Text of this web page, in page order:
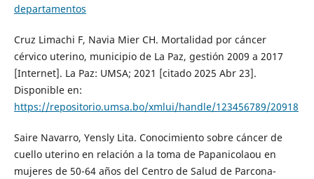
departamentos
Cruz Limachi F, Navia Mier CH. Mortalidad por cáncer
cérvico uterino, municipio de La Paz, gestión 2009 a 2017
[Internet]. La Paz: UMSA; 2021 [citado 2025 Abr 23].
Disponible en:
https://repositorio.umsa.bo/xmlui/handle/123456789/20918
Saire Navarro, Yensly Lita. Conocimiento sobre cáncer de
cuello uterino en relación a la toma de Papanicolaou en
mujeres de 50-64 años del Centro de Salud de Parcona-